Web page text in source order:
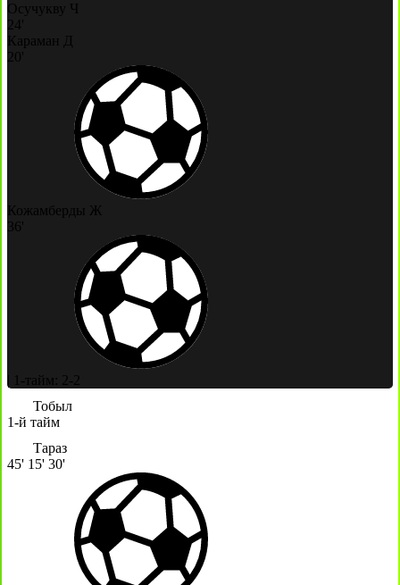
Осучукву Ч
24'
Караман Д
20'
Кожамберды Ж
36'
1-тайм: 2-2
Тобыл
1-й тайм
Тараз
45' 15' 30'